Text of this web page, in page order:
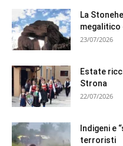
La
megalitico
23/07/2026
Estate
Strona
22/07/2026
Indigeni e
terroristi